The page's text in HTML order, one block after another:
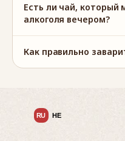
Актуальный состав можно
Есть ли чай, который
алкоголя вечером?
Как правильно
RU HE